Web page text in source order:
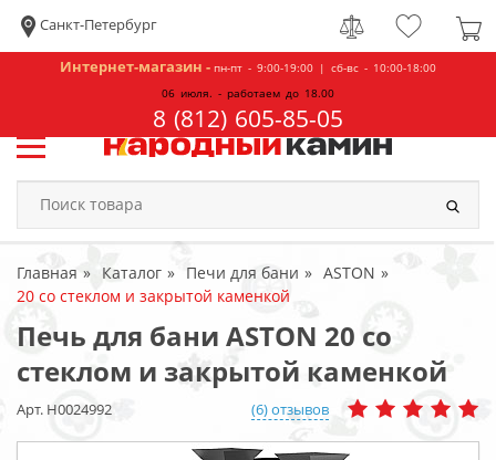
Санкт-Петербург
Интернет-магазин - пн-пт - 9:00-19:00 | сб-вс - 10:00-18:00
06 июля. - работаем до 18.00
8 (812) 605-85-05
Главная Каталог Печи для бани
ASTON
20 со стеклом и закрытой каменкой
Печь для бани ASTON 20 со
стеклом и закрытой каменкой
Арт. Н0024992 (6) отзывов